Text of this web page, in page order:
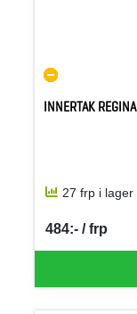
INNERTAK
27 frp i lager
484:- / frp
SEK per FRP